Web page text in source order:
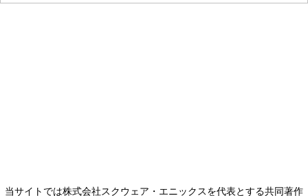
当サイトでは株式会社スクウェア・エニックスを代表とする共同著作